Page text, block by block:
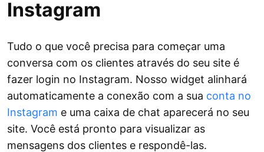
Instagram
Tudo o que você precisa para começar uma
conversa com os clientes através do seu site é
fazer login no Instagram. Nosso widget alinhará
automaticamente a conexão com a sua conta no
Instagram e uma caixa de chat aparecerá no seu
site. Você está pronto para visualizar as
mensagens dos clientes e respondê-las.